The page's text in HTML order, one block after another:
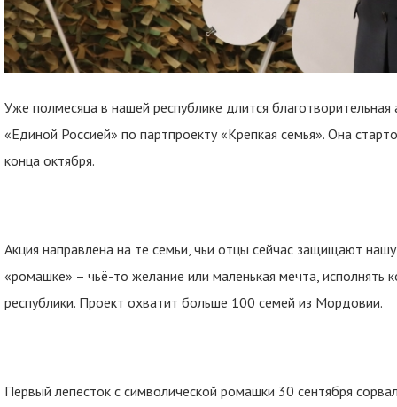
Уже полмесяца в нашей республике длится
«Единой Россией» по партпроекту «Крепкая семья». Она
конца октября.
Акция направлена на те семьи, чьи отцы сейчас защищают
«ромашке» – чьё-то желание или маленькая мечта, исполнять
республики. Проект охватит больше 100 семей из Мордовии.
Первый лепесток с символической ромашки 30 сентября